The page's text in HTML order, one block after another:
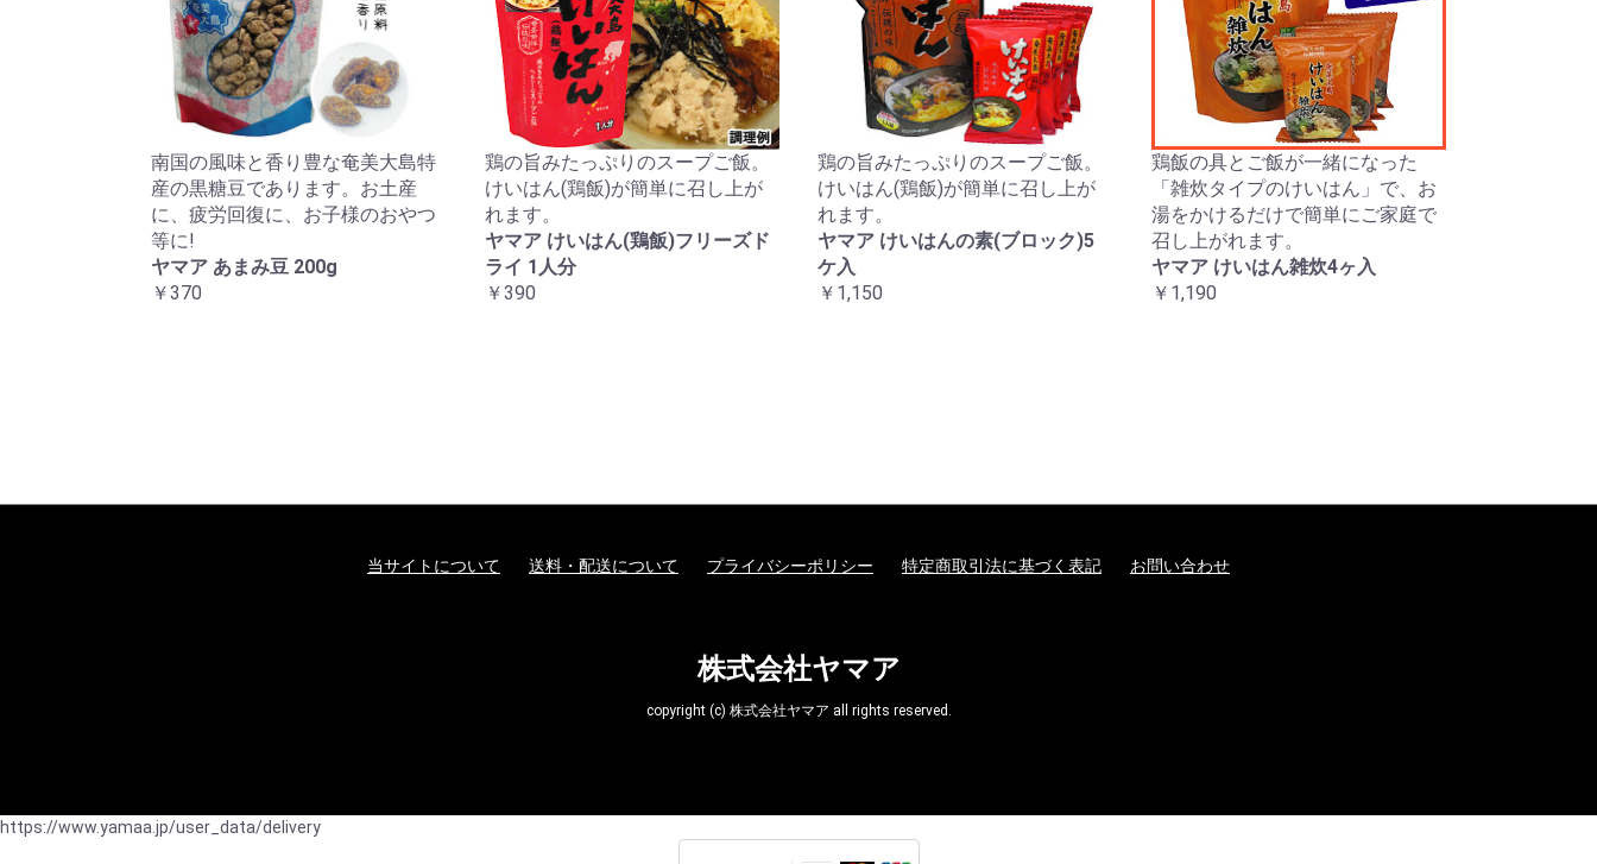
南国の風味と香り豊な奄美大島特
産の黒糖豆であります。お土産
に、疲労回復に、お子様のおやつ
等に!
ヤマア あまみ豆 200g
￥370
鶏の旨みたっぷりのスープご飯。
けいはん(鶏飯)が簡単に召し上が
れます。
ヤマア けいはん(鶏飯)フリーズド
ライ 1人分
￥390
鶏の旨みたっぷりのスープご飯。
けいはん(鶏飯)が簡単に召し上が
れます。
ヤマア けいはんの素(ブロック)5
ケ入
￥1,150
鶏飯の具とご飯が一緒になった
「雑炊タイプのけいはん」で、お
湯をかけるだけで簡単にご家庭で
召し上がれます。
ヤマア けいはん雑炊4ヶ入
￥1,190
当サイトについて 送料・配送について プライバシーポリシー 特定商取引法に基づく表記 お問い合わせ
株式会社ヤマア
copyright (c) 株式会社ヤマア all rights reserved.
https://www.yamaa.jp/user_data/delivery